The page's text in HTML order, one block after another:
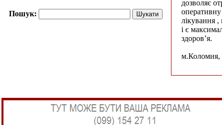
Пошук:
дозволяє
лікування ,
і є
здоров’я.
м.Коломия,